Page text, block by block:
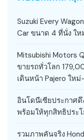
Suzuki Every
Car ขนาด 4 ที่นั่ง ให
Mitsubishi Motors
ขายรถทั่วโลก
เดินหน้า Pajero ใหม่
อินโดนีเซียประกาศดึ
พร้อมให้ทุกสิทธิประ
รวมภาพคันจริง